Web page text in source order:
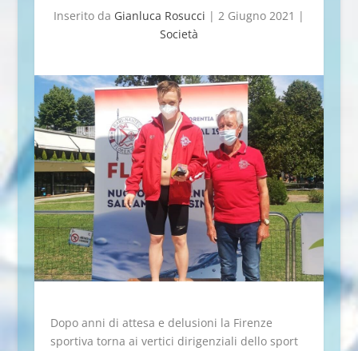
Inserito da Gianluca Rosucci | 2 Giugno 2021 |
Società
Dopo anni di attesa e delusioni la Firenze
sportiva torna ai vertici dirigenziali dello sport